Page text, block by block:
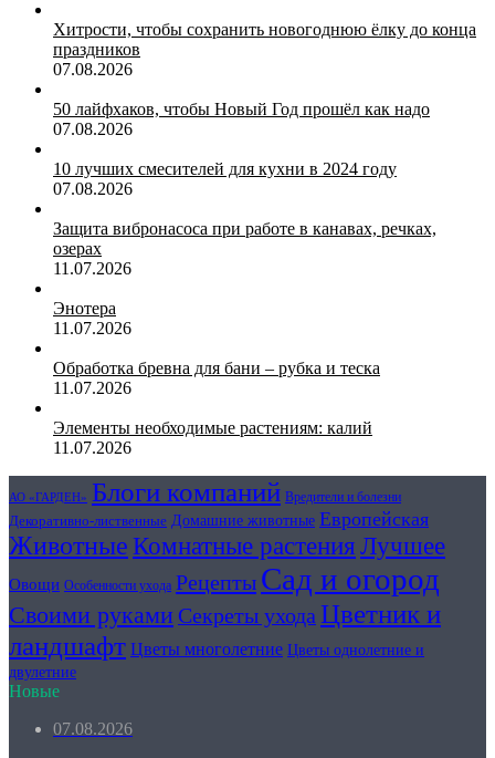
Хитрости, чтобы сохранить новогоднюю ёлку до конца
праздников
07.08.2026
50 лайфхаков, чтобы Новый Год прошёл как надо
07.08.2026
10 лучших смесителей для кухни в 2024 году
07.08.2026
Защита вибронасоса при работе в канавах, речках,
озерах
11.07.2026
Энотера
11.07.2026
Обработка бревна для бани – рубка и теска
11.07.2026
Элементы необходимые растениям: калий
11.07.2026
АО «ГАРДЕН» Блоги компаний Вредители и болезни
Декоративно-лиственные Домашние животные Европейская
ЖивотныеКомнатные растенияЛучшее
Овощи Особенности ухода Рецепты Сад и огород
Своими руками Секреты ухода Цветник и
ландшафт Цветы многолетние Цветы однолетние и
двулетние
Новые
07.08.2026